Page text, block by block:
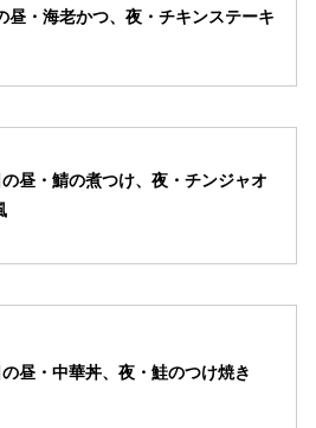
昼・海老かつ、夜・チキンステーキ
昼・鯖の煮つけ、夜・チンジャオ
昼・中華丼、夜・鮭のつけ焼き